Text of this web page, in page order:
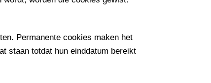
Permanente cookies maken het
staan totdat hun einddatum bereikt